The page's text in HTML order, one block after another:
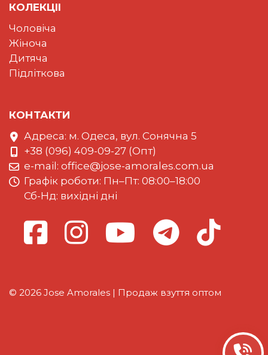
КОЛЕКЦII
Чоловіча
Жіноча
Дитяча
Підліткова
КОНТАКТИ
Адреса: м. Одеса, вул. Сонячна 5
+38 (096) 409-09-27 (Опт)
e-mail: office@jose-amorales.com.ua
Графiк роботи: Пн–Пт: 08:00–18:00
Сб-Нд: вихідні дні
© 2026 Jose Amorales | Продаж взуття оптом